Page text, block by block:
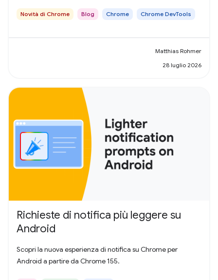
Novità di Chrome Blog Chrome Chrome DevTools
Matthias Rohmer
28 luglio 2026
Richieste di notifica più leggere su
Android
Scopri la nuova esperienza di notifica su Chrome per
Android a partire da Chrome 155.